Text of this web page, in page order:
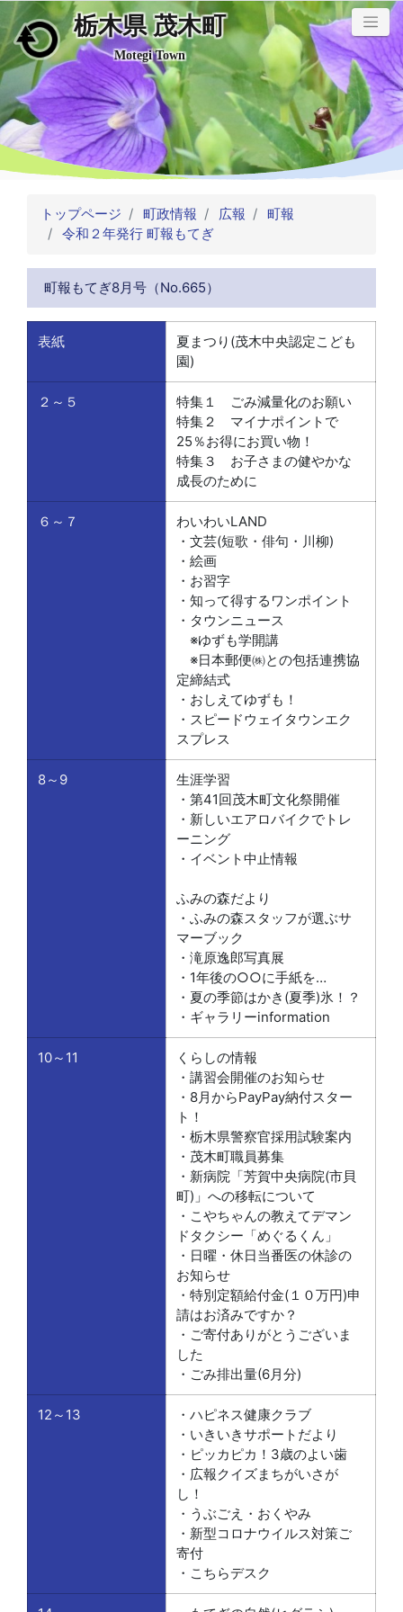
メインコンテンツにスキップ
栃木県 茂木町
Motegi Town
トップページ 町政情報 広報
町報
令和２年発行 町報もてぎ
町報もてぎ8月号（No.665）
表紙
夏まつり(茂木中央認定こども
園)
２～５
特集１ ごみ減量化のお願い
特集２ マイナポイントで
25％お得にお買い物！
特集３ お子さまの健やかな
成長のために
６～７
わいわいLAND
・文芸(短歌・俳句・川柳)
・絵画
・お習字
・知って得するワンポイント
・タウンニュース
※ゆずも学開講
※日本郵便㈱との包括連携協
定締結式
・おしえてゆずも！
・スピードウェイタウンエク
スプレス
8～9
生涯学習
・第41回茂木町文化祭開催
・新しいエアロバイクでトレ
ーニング
・イベント中止情報
ふみの森だより
・ふみの森スタッフが選ぶサ
マーブック
・滝原逸郎写真展
・1年後の○○に手紙を…
・夏の季節はかき(夏季)氷！？
・ギャラリーinformation
10～11
くらしの情報
・講習会開催のお知らせ
・8月からPayPay納付スター
ト！
・栃木県警察官採用試験案内
・茂木町職員募集
・新病院「芳賀中央病院(市貝
町)」への移転について
・こやちゃんの教えてデマン
ドタクシー「めぐるくん」
・日曜・休日当番医の休診の
お知らせ
・特別定額給付金(１０万円)申
請はお済みですか？
・ご寄付ありがとうございま
した
・ごみ排出量(6月分)
12～13
・ハピネス健康クラブ
・いきいきサポートだより
・ピッカピカ！3歳のよい歯
・広報クイズまちがいさが
し！
・うぶごえ・おくやみ
・新型コロナウイルス対策ご
寄付
・こちらデスク